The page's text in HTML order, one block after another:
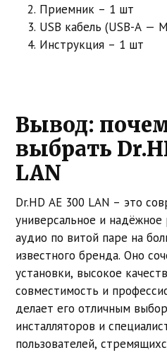
Приемник – 1 шт
USB кабель (USB-A —
Инструкция – 1 шт
Вывод:
выбрать
LAN
Dr.HD AE 300 LAN – это
универсальное и
аудио по витой паре на
известного бренда. Оно
установки, высокое
совместимость и
делает его отличным
инсталляторов и
пользователей,